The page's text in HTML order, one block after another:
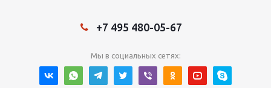
+7 495 480-05-67
Мы в социальных сетях: